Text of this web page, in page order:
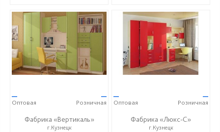
—
Оптовая
—
Розничная
Фабрика «Вертикаль»
г.Кузнецк
—
Оптовая
—
Розничная
Фабрика «Люкс-С»
г.Кузнецк